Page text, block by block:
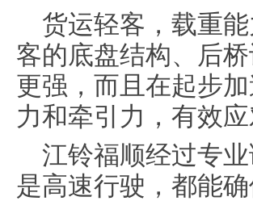
货运轻客，载重
客的底盘结构、后
更强，而且在起步
力和牵引力，有效
江铃福顺经过专
是高速行驶，都能